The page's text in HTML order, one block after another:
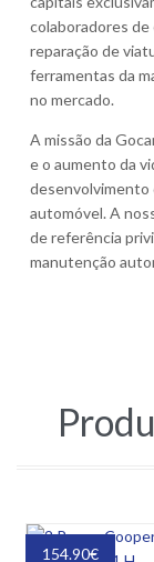
colaboradores de
reparação de
ferramentas da
no mercado.
A missão da
e o aumento da
desenvolvimento
automóvel. A
de referência
manutenção
154.90€